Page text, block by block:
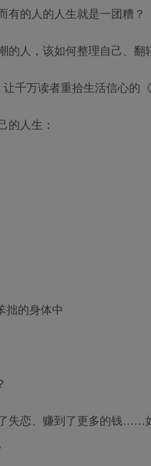
有的人的人生就是一团糟？
的人，该如何整理自己、翻
千万读者重拾生活信心的
的人生：
的身体中
失恋、赚到了更多的钱……